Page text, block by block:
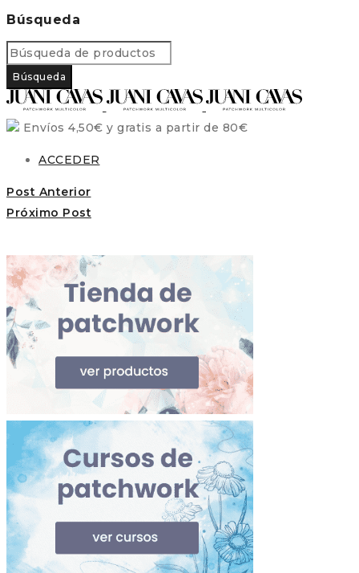
Búsqueda
Envíos 4,50€ y gratis a partir de 80€
ACCEDER
Post Anterior
Próximo Post